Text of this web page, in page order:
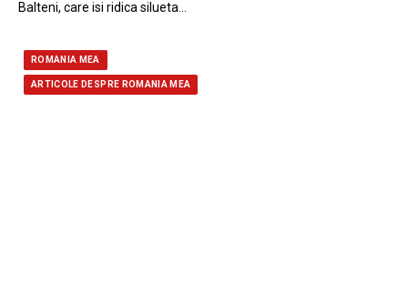
Balteni, care isi ridica silueta…
ROMANIA MEA
ARTICOLE DESPRE ROMANIA MEA